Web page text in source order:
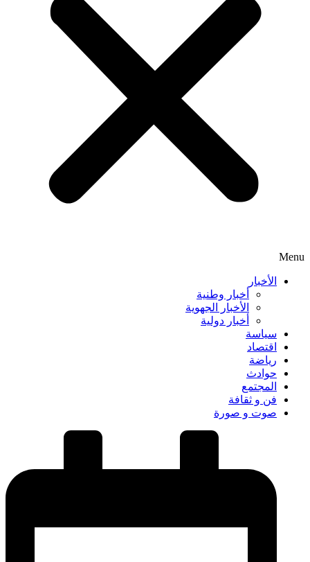
Menu
الأخبار
أخبار وطنية
الأخبار الجهوية
أخبار دولية
سياسة
اقتصاد
رياضة
حوادث
المجتمع
فن و ثقافة
صوت و صورة